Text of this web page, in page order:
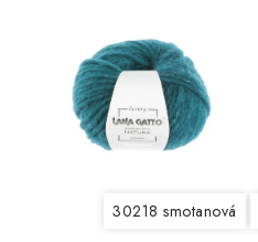
30218 smotanová